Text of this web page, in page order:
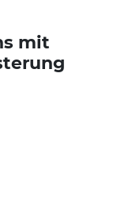
mit